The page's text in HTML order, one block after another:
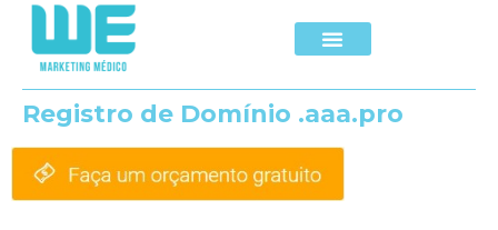
Registro de Domínio .aaa.pro